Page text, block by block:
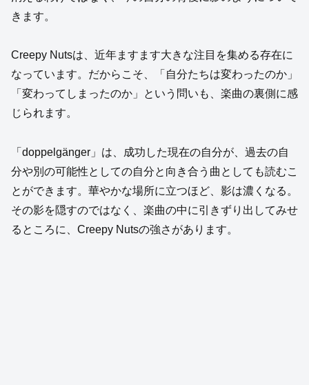
きます。
Creepy Nutsは、近年ますます大きな注目を集める存在に
なっています。だからこそ、「自分たちは変わったのか」
「変わってしまったのか」という問いも、楽曲の裏側に感
じられます。
「doppelgänger」は、成功した現在の自分が、過去の自
分や別の可能性としての自分と向き合う曲としても読むこ
とができます。華やかな場所に立つほど、影は濃くなる。
その影を隠すのではなく、楽曲の中に引きずり出してみせ
るところに、Creepy Nutsの強さがあります。